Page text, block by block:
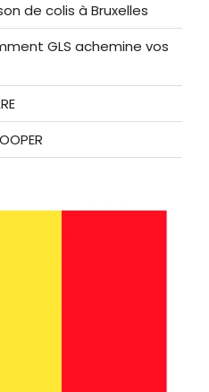
de colis à Bruxelles
GLS achemine vos